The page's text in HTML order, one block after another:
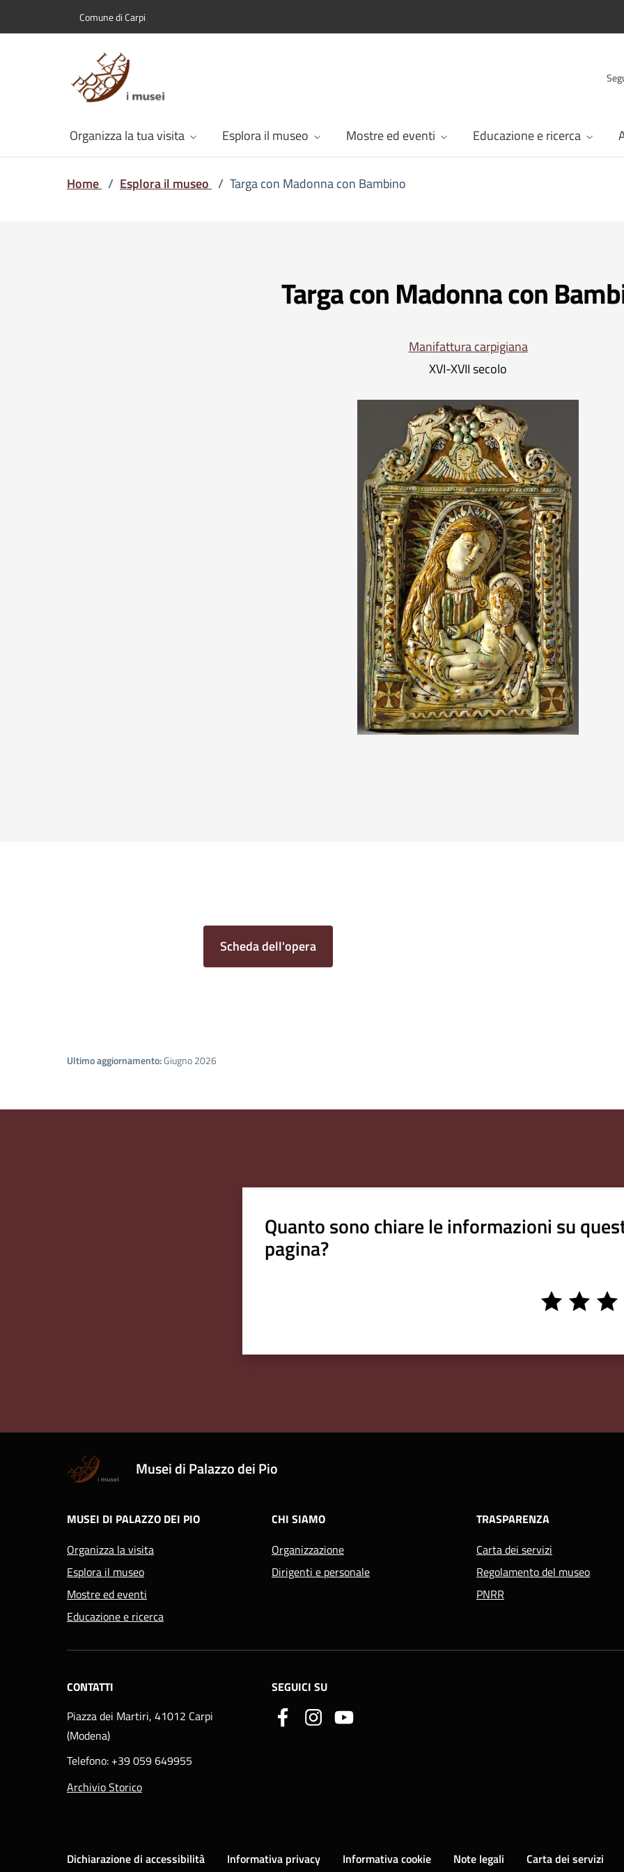
Comune di Carpi
Organizza la tua visita Esplora il museo Mostre ed eventi Educazione e ricerca
Home / Esplora il museo / Targa con Madonna con Bambino
Targa con Madonna con
Manifattura carpigiana
XVI-XVII secolo
Scheda dell'opera
Ultimo aggiornamento:Giugno 2026
Quanto sono chiare le informazioni su
pagina?
3
stars
2
stars
1
stars
Musei di Palazzo dei Pio
MUSEI DI PALAZZO DEI PIO
Organizza la visita
Esplora il museo
Mostre ed eventi
Educazione e ricerca
CHI SIAMO
Organizzazione
Dirigenti e personale
TRASPARENZA
Carta dei servizi
Regolamento del museo
PNRR
CONTATTI
Piazza dei Martiri, 41012 Carpi
(Modena)
Telefono: +39 059 649955
Archivio Storico
SEGUICI SU
Dichiarazione di accessibilità Informativa privacy Informativa cookie Note legali Carta dei servizi